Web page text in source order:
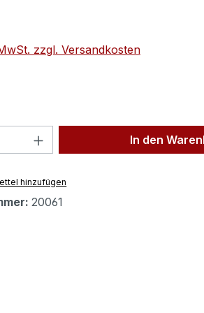
zzgl. Versandkosten
Anzahl: Gib denIn den
hinzufügen
20061